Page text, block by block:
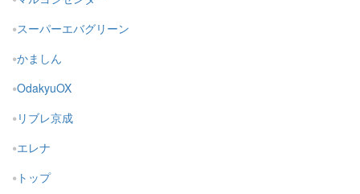
スーパーエバグリーン
かましん
OdakyuOX
リブレ京成
エレナ
トップ